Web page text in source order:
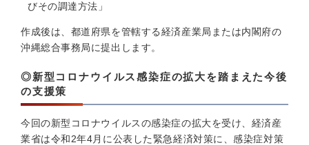
びその調達方法」
作成後は、都道府県を管轄する経済産業局または内閣府の
沖縄総合事務局に提出します。
◎新型コロナウイルス感染症の拡大を踏まえた今後
の支援策
今回の新型コロナウイルスの感染症の拡大を受け、経済産
業省は令和2年4月に公表した緊急経済対策に、感染症対策